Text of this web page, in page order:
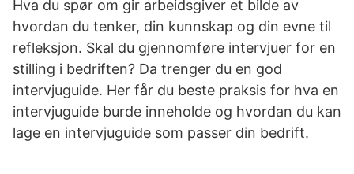
Hva du spør om gir arbeidsgiver et bilde av
hvordan du tenker, din kunnskap og din evne til
refleksjon. Skal du gjennomføre intervjuer for en
stilling i bedriften? Da trenger du en god
intervjuguide. Her får du beste praksis for hva en
intervjuguide burde inneholde og hvordan du kan
lage en intervjuguide som passer din bedrift.